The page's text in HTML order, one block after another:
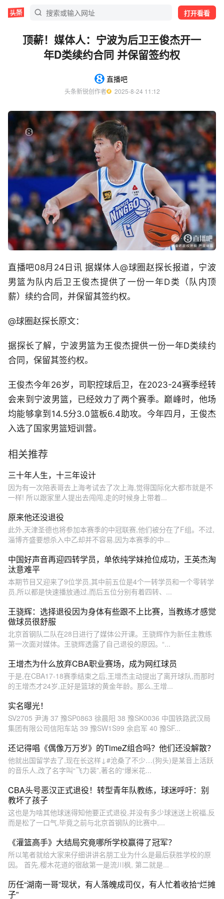
打开看看
顶薪！媒体人：宁波为后卫王俊杰开一
年D类续约合同 并保留签约权
直播吧
头条新锐创作者
  2025-8-24 11:12
直播吧08月24日讯 据媒体人@球圈赵探长报道，宁波
男篮为队内后卫王俊杰提供了一份一年D类（队内顶
薪）续约合同，并保留其签约权。
@球圈赵探长原文：
据探长了解，宁波男篮为王俊杰提供一份一年D类续约
合同，保留其签约权。
王俊杰今年26岁，司职控球后卫，在2023-24赛季经转
会来到宁波男篮，已经效力了两个赛季。巅峰时，他场
均能够拿到14.5分3.0篮板6.4助攻。今年四月，王俊杰
入选了国家男篮短训营。
相关推荐
三十年人生，十三年设计
因为有一次陪表哥去上海考试去了次上海,觉得国际化大都市就是不
一样! 所以跟家里人提出去闯闯,走的时候身上带着...
原来他还没退役
此外,天津圣德也将参加本赛季的中冠联赛,他们被分在了F组。不过,
淄博齐盛要想杀入中乙却并不容易,因为本赛季的中...
中国好声音再迎四转学员，单依纯学妹抢位成功，王英杰淘
汰意难平
本期节目又迎来了9位学员,其中前五位是4个一转学员和一个零转学
员,所以都是快速播放通过,而后五位分别有着四转、...
王骁辉：选择退役因为身体有些跟不上比赛，当教练才感觉
做球员很舒服
北京首钢队二队在28日进行了媒体公开课。王骁辉作为新任主教练
第一次面对媒体。王骁辉透露了自己退役的原因。“...
王增杰为什么放弃CBA职业赛场，成为网红球员
于是,在CBA17-18赛季结束之后,王增杰主动提出了离开球队,而那时
的王增杰才24岁,正好是篮球的黄金年龄。那么,王增...
实名曝光！
SV2705 尹涛 37 豫SP0863 徐晨阳 38 豫SK0036 中国铁路武汉局
集团有限公司信阳车站 39 豫SW1S99 余启军 40 豫SF...
还记得唱《偶像万万岁》的TimeZ组合吗？他们还没解散？
他就出国留学去了,现在长这样↓#沧桑了不少…(狗头)是某音上活跃
的音乐人,改了名字叫“飞力裴”,著名的“爆米花...
CBA头号恶汉正式退役！转型青年队教练，球迷呼吁：别
教坏了孩子
这也是为啥其他球迷得知他要正式退役,并没有多少球迷送上祝福,反
而是松了一口气,毕竟之前与北京首钢队的比赛中,...
《灌篮高手》大结局究竟哪所学校赢得了冠军？
所以笔者就给大家来仔细讲讲名朋工业为什么是最后获胜学校的原
因。 首先,樱木花道的宿敌第一是流川枫, 第二就是...
历任“湖南一哥”现状，有人落魄成司仪，有人忙着收拾“烂摊
子”